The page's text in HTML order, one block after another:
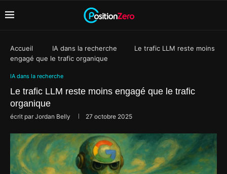
Accueil IA dans la recherche
Le trafic LLM reste moins
engagé que le trafic organique
IA dans la recherche
Le trafic LLM reste moins engagé que le trafic
organique
écrit parJordan Belly 27 octobre 2025